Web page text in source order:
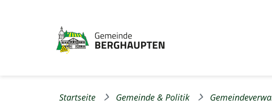
Startseite Gemeinde & Politik